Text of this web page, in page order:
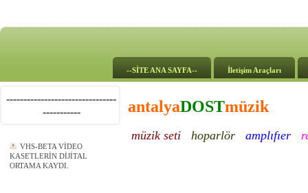
--SİTE ANA SAYFA-- İletişim Araçları
--------------------------------
-----------
VHS-BETA VİDEO
KASETLERİN DİJİTAL
ORTAMA KAYDI.
antalyaDOSTmüzik
müzik seti hoparlör amplıfıer